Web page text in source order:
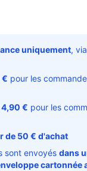
uniquement, via
€ pour les
4,90 € pour les
de 50 € d'achat
sont envoyés dans
cartonnée